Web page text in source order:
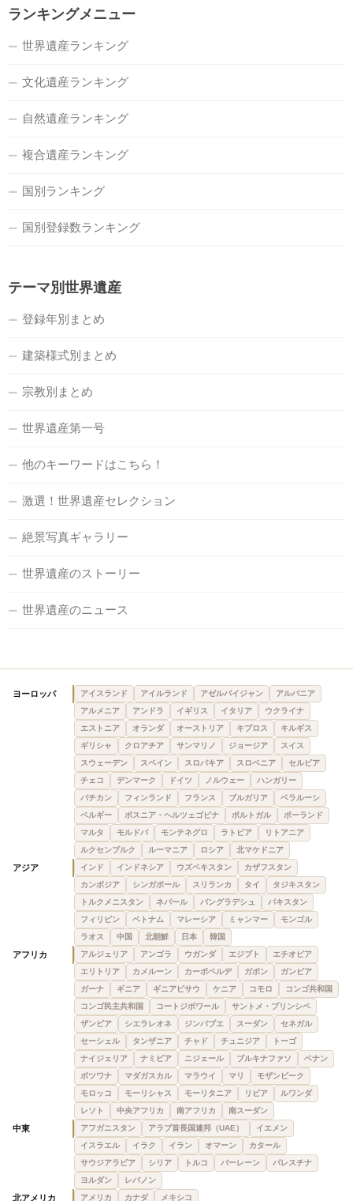
ランキングメニュー
世界遺産ランキング
文化遺産ランキング
自然遺産ランキング
複合遺産ランキング
国別ランキング
国別登録数ランキング
テーマ別世界遺産
登録年別まとめ
建築様式別まとめ
宗教別まとめ
世界遺産第一号
他のキーワードはこちら！
激選！世界遺産セレクション
絶景写真ギャラリー
世界遺産のストーリー
世界遺産のニュース
ヨーロッパ アイスランド アイルランド アゼルバイジャン
アルバニア
アルメニア
アンドラ イギリス イタリア
ウクライナ
エストニア
オランダ オーストリア キプロス
キルギス
ギリシャ
クロアチア サンマリノ ジョージア
スイス
スウェーデン
スペイン スロバキア スロベニア
セルビア
チェコ
デンマーク ドイツ ノルウェー
ハンガリー
バチカン
フィンランド フランス ブルガリア
ベラルーシ
ベルギー
ボスニア・ヘルツェゴビナ ポルトガル
ポーランド
マルタ
モルドバ モンテネグロ ラトビア
リトアニア
ルクセンブルク
ルーマニア ロシア 北マケドニア
アジア インド インドネシア ウズベキスタン
カザフスタン
カンボジア
シンガポール スリランカ タイ
タジキスタン
トルクメニスタン
ネパール バングラデシュ
パキスタン
フィリピン
ベトナム マレーシア ミャンマー
モンゴル
ラオス
中国 北朝鮮 日本 韓国
アフリカ アルジェリア アンゴラ ウガンダ エジプト
エチオピア
エリトリア
カメルーン カーボベルデ ガボン
ガンビア
ガーナ
ギニア ギニアビサウ ケニア コモロ
コンゴ共和国
コンゴ民主共和国
コートジボワール
サントメ・プリンシペ
ザンビア
シエラレオネ ジンバブエ スーダン
セネガル
セーシェル
タンザニア チャド チュニジア
トーゴ
ナイジェリア
ナミビア ニジェール ブルキナファソ
ベナン
ボツワナ
マダガスカル マラウイ マリ
モザンビーク
モロッコ
モーリシャス モーリタニア リビア
ルワンダ
レソト
中央アフリカ 南アフリカ 南スーダン
中東 アフガニスタン アラブ首長国連邦（UAE）
イエメン
イスラエル
イラク イラン オマーン
カタール
サウジアラビア
シリア トルコ バーレーン
パレスチナ
ヨルダン
レバノン
北アメリカ アメリカ カナダ メキシコ